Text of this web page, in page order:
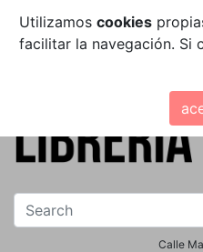
Utilizamos cookies
facilitar la navegación. Si
Calle